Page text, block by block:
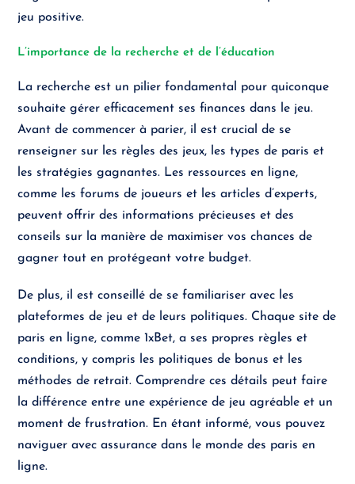
jeu positive.
L’importance de la recherche et de l’éducation
La recherche est un pilier fondamental pour quiconque
souhaite gérer efficacement ses finances dans le jeu.
Avant de commencer à parier, il est crucial de se
renseigner sur les règles des jeux, les types de paris et
les stratégies gagnantes. Les ressources en ligne,
comme les forums de joueurs et les articles d’experts,
peuvent offrir des informations précieuses et des
conseils sur la manière de maximiser vos chances de
gagner tout en protégeant votre budget.
De plus, il est conseillé de se familiariser avec les
plateformes de jeu et de leurs politiques. Chaque site de
paris en ligne, comme 1xBet, a ses propres règles et
conditions, y compris les politiques de bonus et les
méthodes de retrait. Comprendre ces détails peut faire
la différence entre une expérience de jeu agréable et un
moment de frustration. En étant informé, vous pouvez
naviguer avec assurance dans le monde des paris en
ligne.